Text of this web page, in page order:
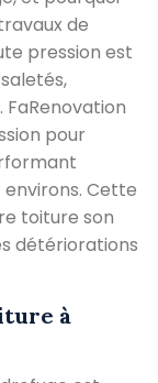
de
pression est
pour
Cette
toiture son
détériorations
à